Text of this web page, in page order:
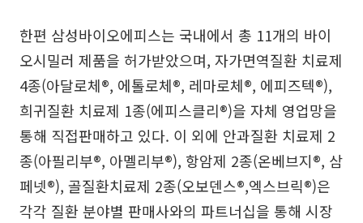
한편 삼성바이오에피스는 국내에서 총 11개의 바이
오시밀러 제품을 허가받았으며, 자가면역질환 치료제
4종(아달로체®, 에톨로체®, 레마로체®, 에피즈텍®),
희귀질환 치료제 1종(에피스클리®)을 자체 영업망을
통해 직접판매하고 있다. 이 외에 안과질환 치료제 2
종(아필리부®, 아멜리부®), 항암제 2종(온베브지®, 삼
페넷®), 골질환치료제 2종(오보덴스®,엑스브릭®)은
각각 질환 분야별 판매사와의 파트너십을 통해 시장